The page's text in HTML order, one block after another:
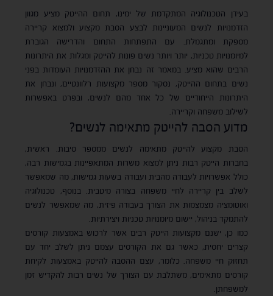
בעידן הטכנולוגיה המתקדמת של ימינו, תחום ההייטק מציע מגוון
הזדמנויות לנשים המעוניינות לבצע הסבת מקצוע ולמצוא קריירה
מספקת ומתגמלת. עם התפתחות התחום והדרישה הגוברת
למיומנויות טכניות, יותר ויותר נשים פונות להייטק ומגלות את היתרונות
הרבים שהוא מציע. במאמר זה נבחן את ההזדמנויות העומדות בפני
נשים בתחום ההייטק, נסקור מספר מקצועות רלוונטיים, ונבחן את
היתרונות הייחודיים של כל אחד מהם לנשים, ובפרט באפשרות
לשילוב משפחה וקריירה.
מדוע הסבה להייטק מתאימה לנשים?
הסבת מקצוע להייטק מתאימה לנשים ממספר סיבות. ראשית,
בחברות הייטק רבות ניתן למצוא משרות המתאפיינות בגמישות רבה,
כולל אפשרויות לעבודה מהבית ועבודה בשעות גמישות, מה שמאפשר
לשלב בין קריירה לחיי משפחה בצורה מיטבית. בנוסף, טכנולוגיה
ואוטומציה מצמצמות את הצורך בעבודה פיזית, מה שמאפשר לנשים
להתמקד בניהול, יישום מיומנויות טכניות ויצירתיות​.
כמו כן, ישנם מקצועות הייטק רבים אשר לרכוש באמצעות קורסים
קצרים יחסית, כאשר גם את הקורסים עצמם ניתן לשלב יחד עם
תחזוק חיי משפחה. כלומר, עצם ההסבה להייטק באמצעות לקיחת
קורסים מתאימים, משתלבת עם הצורך של נשים רבות להקדיש זמן
למשפחתן.